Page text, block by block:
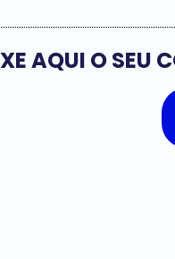
AQUI O SEU